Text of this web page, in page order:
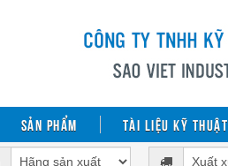
Sản phẩm Tài liệu kỹ thuật